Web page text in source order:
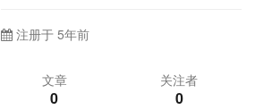
注册于 5年前
文章
0
关注者
0